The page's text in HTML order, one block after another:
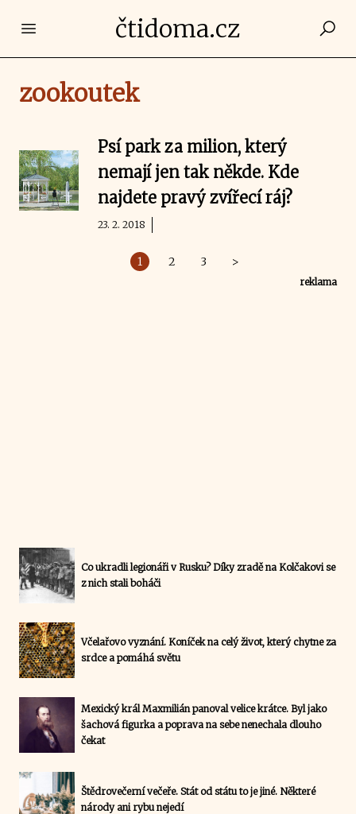
Open main menučtidoma.cz
zookoutek
Psí park za milion, který
nemají jen tak někde. Kde
najdete pravý zvířecí ráj?
23. 2. 2018
1 2 3 >
reklama
Co ukradli legionáři v Rusku? Díky zradě na Kolčakovi se
z nich stali boháči
Včelařovo vyznání. Koníček na celý život, který chytne za
srdce a pomáhá světu
Mexický král Maxmilián panoval velice krátce. Byl jako
šachová figurka a poprava na sebe nenechala dlouho
čekat
Štědrovečerní večeře. Stát od státu to je jiné. Některé
národy ani rybu nejedí